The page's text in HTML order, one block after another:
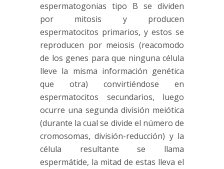
espermatogonias tipo B se dividen
por mitosis y producen
espermatocitos primarios, y estos se
reproducen por meiosis (reacomodo
de los genes para que ninguna célula
lleve la misma información genética
que otra) convirtiéndose en
espermatocitos secundarios, luego
ocurre una segunda división meiótica
(durante la cual se divide el número de
cromosomas, división-reducción) y la
célula resultante se llama
espermátide, la mitad de estas lleva el